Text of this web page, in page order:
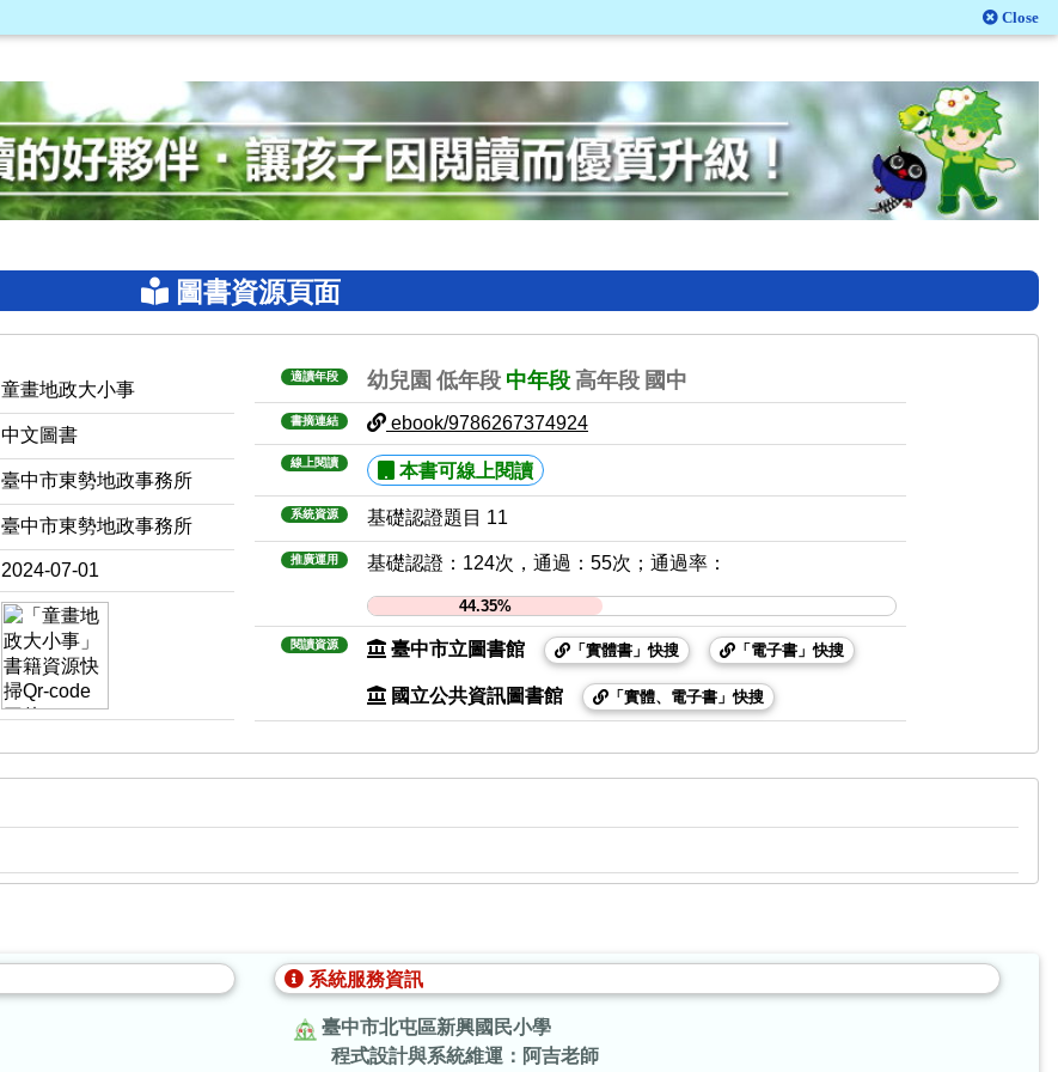
Close
圖書資源頁面
童畫地政大小事
中文圖書
臺中市東勢地政事務所
臺中市東勢地政事務所
2024-07-01
適讀年段 幼兒園 低年段 中年段 高年段 國中
書摘連結 ebook/9786267374924
線上閱讀 本書可線上閱讀
系統資源 基礎認證題目 11
推廣運用 基礎認證：124次，通過：55次；通過率：
44.35%
閱讀資源 臺中市立圖書館 「實體書」快搜 「電子書」快搜
國立公共資訊圖書館 「實體、電子書」快搜
系統服務資訊
臺中市北屯區新興國民小學
程式設計與系統維運：阿吉老師